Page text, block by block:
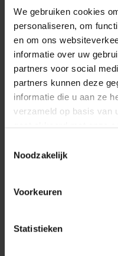
We gebruiken cookies
personaliseren, om
en om ons
informatie over uw
partners voor social
partners kunnen deze
informatie die u aan ze
verzameld op basis van
gaat akkoord met onze
Noodzakelijk
Voorkeuren
Statistieken
Antracite
Sand